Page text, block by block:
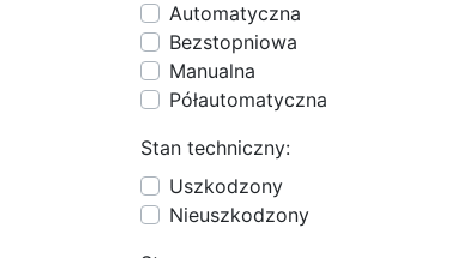
Automatyczna
Bezstopniowa
Manualna
Półautomatyczna
Stan techniczny:
Uszkodzony
Nieuszkodzony